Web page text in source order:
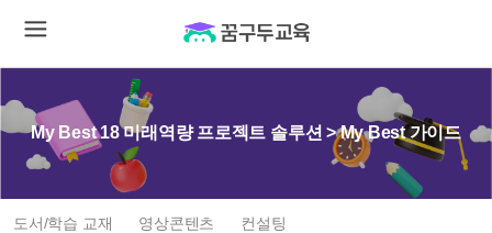
My Best 18 미래역량 프로젝트 솔루션 > My Best 가이드
도서/학습 교재 영상콘텐츠 컨설팅